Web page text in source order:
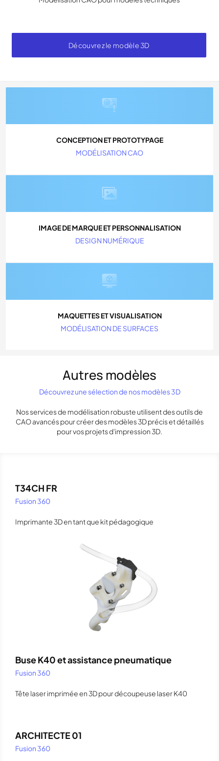
Découvrez le modèle 3D
CONCEPTION ET PROTOTYPAGE
MODÉLISATION CAO
IMAGE DE MARQUE ET PERSONNALISATION
DESIGN NUMÉRIQUE
MAQUETTES ET VISUALISATION
MODÉLISATION DE SURFACES
Autres modèles
Découvrez une sélection de nos modèles 3D
Nos services de modélisation robuste utilisent des outils de
CAO avancés pour créer des modèles 3D précis et détaillés
pour vos projets d'impression 3D.
T34CH FR
Fusion 360
Imprimante 3D en tant que kit pédagogique
Buse K40 et assistance pneumatique
Fusion 360
Tête laser imprimée en 3D pour découpeuse laser K40
ARCHITECTE 01
Fusion 360